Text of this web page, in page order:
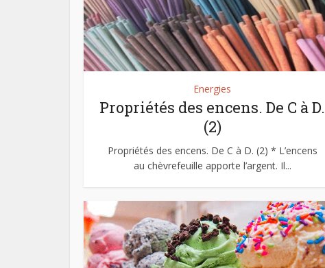
Energies
Propriétés des encens. De C à D.
(2)
Propriétés des encens. De C à D. (2) * L’encens
au chèvrefeuille apporte l’argent. Il...